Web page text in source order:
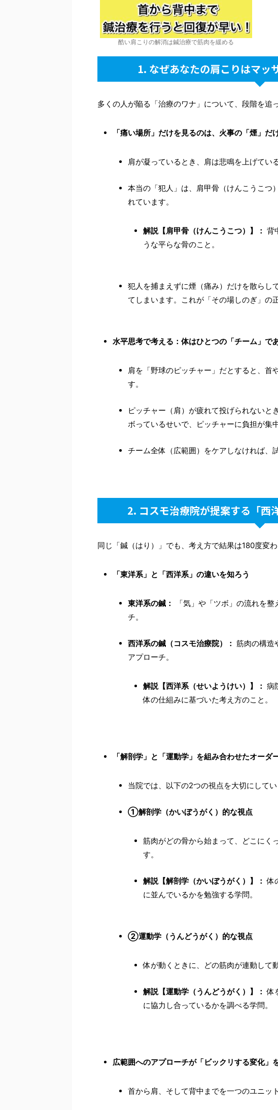
酷い肩こりの解消は鍼治療で筋肉を緩める
1. なぜあなたの肩こりはマッ
多くの人が陥る「治療のワナ」について、段階を追
「痛い場所」だけを見るのは、火事の「煙」だ
肩が凝っているとき、肩は悲鳴を上げてい
本当の「犯人」は、肩甲骨（けんこうこつ
れています。
解説【肩甲骨（けんこうこつ）】： 背
うな平らな骨のこと。
犯人を捕まえずに煙（痛み）だけを散らし
てしまいます。これが「その場しのぎ」の
水平思考で考える：体はひとつの「チーム」で
肩を「野球のピッチャー」だとすると、首
す。
ピッチャー（肩）が疲れて投げられないと
ボっているせいで、ピッチャーに負担が集
チーム全体（広範囲）をケアしなければ、
2. コスモ治療院が提案する「西
同じ「鍼（はり）」でも、考え方で結果は180度変わ
「東洋系」と「西洋系」の違いを知ろう
東洋系の鍼：
「気」や「ツボ」の流れを
チ。
西洋系の鍼（コスモ治療院）： 筋肉の構造
アプローチ。
解説【西洋系（せいようけい）】： 病
体の仕組みに基づいた考え方のこと。
「解剖学」と「運動学」を組み合わせたオーダ
当院では、以下の2つの視点を大切にしてい
①解剖学（かいぼうがく）的な視点
筋肉がどの骨から始まって、どこにく
す。
解説【解剖学（かいぼうがく）】： 体
に並んでいるかを勉強する学問。
②運動学（うんどうがく）的な視点
体が動くときに、どの筋肉が連動して
解説【運動学（うんどうがく）】： 体
に協力し合っているかを調べる学問。
広範囲へのアプローチが「ビックリする変化」
首から肩、そして背中までを一つのユニッ